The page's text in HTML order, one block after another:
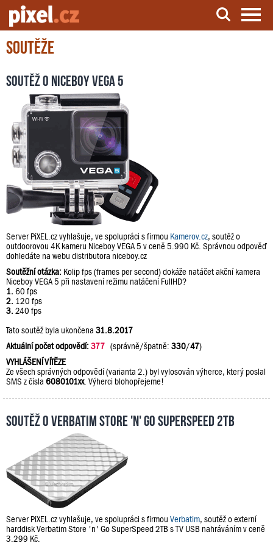
Server o natáčení a zpracování videa
Soutěže
Soutěž o Niceboy VEGA 5
Server PiXEL.cz vyhlašuje, ve spolupráci s firmou Kamerov.cz, soutěž o
outdoorovou 4K kameru Niceboy VEGA 5 v ceně 5.990 Kč. Správnou odpověď
dohledáte na webu distributora niceboy.cz
Soutěžní otázka: Kolip fps (frames per second) dokáže natáčet akční kamera
Niceboy VEGA 5 při nastavení režimu natáčení FullHD?
1. 60 fps
2. 120 fps
3. 240 fps
Tato soutěž byla ukončena 31.8.2017
Aktuální počet odpovědí:377 (správně/špatně: 330/47)
VYHLÁŠENÍ VÍTĚZE
Ze všech správných odpovědí (varianta 2.) byl vylosován výherce, který poslal
SMS z čísla 6080101xx. Výherci blohopřejeme!
Soutěž o Verbatim Store 'n' Go SuperSpeed 2TB
Server PiXEL.cz vyhlašuje, ve spolupráci s firmou Verbatim, soutěž o externí
harddisk Verbatim Store 'n' Go SuperSpeed 2TB s TV USB nahráváním v ceně
3.299 Kč.